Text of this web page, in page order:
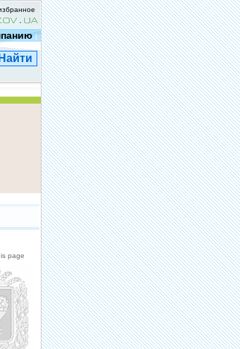
|
page